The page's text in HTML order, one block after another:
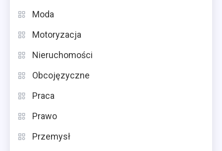
Moda
Motoryzacja
Nieruchomości
Obcojęzyczne
Praca
Prawo
Przemysł